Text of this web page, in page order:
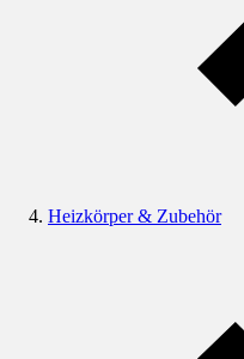
Heizkörper & Zubehör